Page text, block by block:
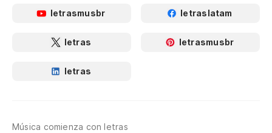
letrasmusbr letraslatam
letras letrasmusbr
letras
Música comienza con letras